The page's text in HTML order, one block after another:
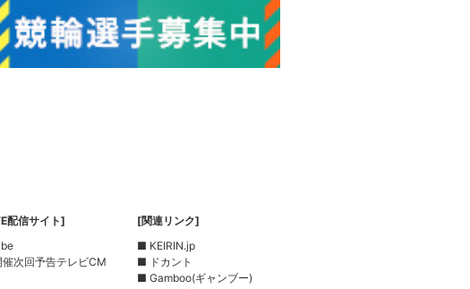
配信サイト]
次回予告テレビCM
[関連リンク]
■ KEIRIN.jp
■ ドカント
■ Gamboo(ギャンブー)